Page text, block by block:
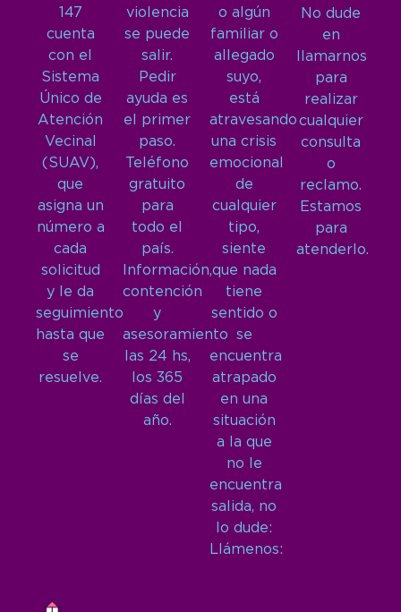
147
cuenta
con el
Sistema
Único de
Atención
Vecinal
(SUAV),
que
asigna un
número a
cada
solicitud
y le da
seguimiento
hasta que
se
resuelve.
violencia
se puede
salir.
Pedir
ayuda es
el primer
paso.
Teléfono
gratuito
para
todo el
país.
Información,
contención
y
asesoramiento
las 24 hs,
los 365
días del
año.
o algún
familiar o
allegado
suyo,
está
atravesando
una crisis
emocional
de
cualquier
tipo,
siente
que nada
tiene
sentido o
se
encuentra
atrapado
en una
situación
a la que
no le
encuentra
salida, no
lo dude:
Llámenos:
No dude
en
llamarnos
para
realizar
cualquier
consulta
o
reclamo.
Estamos
para
atenderlo.